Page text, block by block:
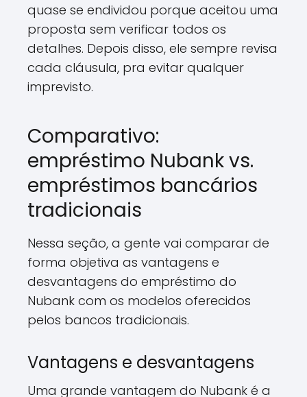
quase se endividou porque aceitou uma
proposta sem verificar todos os
detalhes. Depois disso, ele sempre revisa
cada cláusula, pra evitar qualquer
imprevisto.
Comparativo:
empréstimo Nubank vs.
empréstimos bancários
tradicionais
Nessa seção, a gente vai comparar de
forma objetiva as vantagens e
desvantagens do empréstimo do
Nubank com os modelos oferecidos
pelos bancos tradicionais.
Vantagens e desvantagens
Uma grande vantagem do Nubank é a